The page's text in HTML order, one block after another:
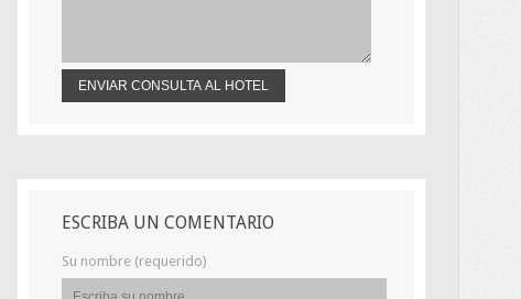
ESCRIBA UN COMENTARIO
Su nombre (requerido)